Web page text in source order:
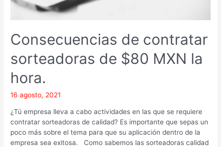
Consecuencias de contratar
sorteadoras de $80 MXN la
hora.
16 agosto, 2021
¿Tú empresa lleva a cabo actividades en las que se requiere
contratar sorteadoras de calidad? Es importante que sepas un
poco más sobre el tema para que su aplicación dentro de la
empresa sea exitosa. Como sabemos las sorteadoras calidad